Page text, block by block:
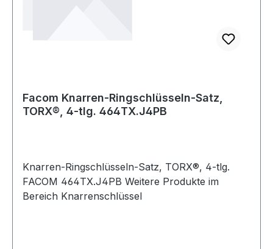
Facom Knarren-Ringschlüsseln-Satz,
TORX®, 4-tlg. 464TX.J4PB
Knarren-Ringschlüsseln-Satz, TORX®, 4-tlg.
FACOM 464TX.J4PB Weitere Produkte im
Bereich Knarrenschlüssel